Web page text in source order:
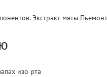
Экстракт мяты
изо рта